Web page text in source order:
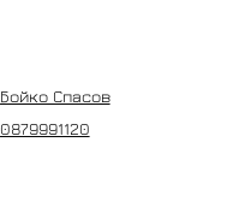
Бойко Спасов
0879991120